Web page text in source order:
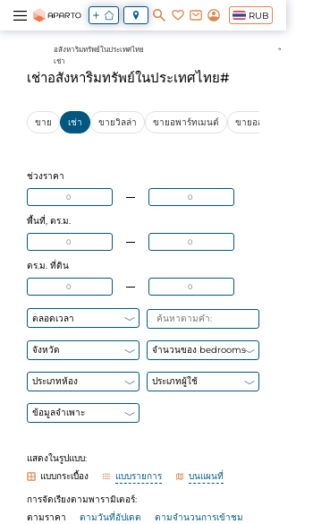
RUB
อสังหาริมทรัพย์ในประเทศไทย
เช่า
เช่าอสังหาริมทรัพย์ในประเทศไทย#
ขาย เช่า ขายวิลล่า ขายอพาร์ทเมนต์ ขายอสังหาริมทรัพย์
ช่วงราคา
พื้นที่, ตร.ม.
ตร.ม. ที่ดิน
ตลอดเวลา
จังหวัด จำนวนของ bedrooms
ประเภทห้อง ประเภทผู้ใช้
ข้อมูลจำเพาะ
แสดงในรูปแบบ:
แบบกระเบื้อง
แบบรายการ
บนแผนที่
การจัดเรียงตามพารามิเตอร์:
ตามราคา
ตามวันที่อัปเดต
ตามจำนวนการเข้าชม